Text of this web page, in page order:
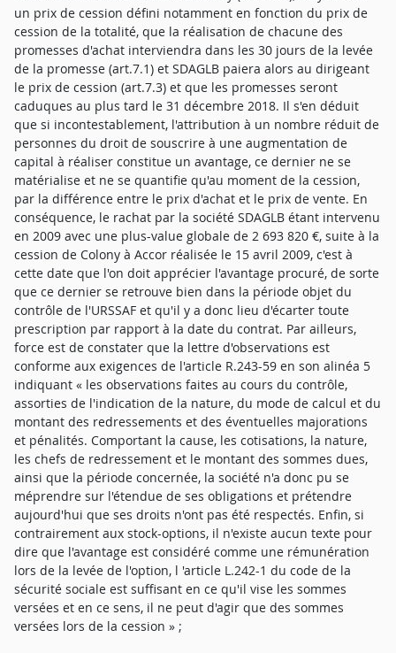
un prix de cession défini notamment en fonction du prix de
cession de la totalité, que la réalisation de chacune des
promesses d'achat interviendra dans les 30 jours de la levée
de la promesse (art.7.1) et SDAGLB paiera alors au dirigeant
le prix de cession (art.7.3) et que les promesses seront
caduques au plus tard le 31 décembre 2018. Il s'en déduit
que si incontestablement, l'attribution à un nombre réduit de
personnes du droit de souscrire à une augmentation de
capital à réaliser constitue un avantage, ce dernier ne se
matérialise et ne se quantifie qu'au moment de la cession,
par la différence entre le prix d'achat et le prix de vente. En
conséquence, le rachat par la société SDAGLB étant intervenu
en 2009 avec une plus-value globale de 2 693 820 €, suite à la
cession de Colony à Accor réalisée le 15 avril 2009, c'est à
cette date que l'on doit apprécier l'avantage procuré, de sorte
que ce dernier se retrouve bien dans la période objet du
contrôle de l'URSSAF et qu'il y a donc lieu d'écarter toute
prescription par rapport à la date du contrat. Par ailleurs,
force est de constater que la lettre d'observations est
conforme aux exigences de l'article R.243-59 en son alinéa 5
indiquant « les observations faites au cours du contrôle,
assorties de l'indication de la nature, du mode de calcul et du
montant des redressements et des éventuelles majorations
et pénalités. Comportant la cause, les cotisations, la nature,
les chefs de redressement et le montant des sommes dues,
ainsi que la période concernée, la société n'a donc pu se
méprendre sur l'étendue de ses obligations et prétendre
aujourd'hui que ses droits n'ont pas été respectés. Enfin, si
contrairement aux stock-options, il n'existe aucun texte pour
dire que l'avantage est considéré comme une rémunération
lors de la levée de l'option, l 'article L.242-1 du code de la
sécurité sociale est suffisant en ce qu'il vise les sommes
versées et en ce sens, il ne peut d'agir que des sommes
versées lors de la cession » ;